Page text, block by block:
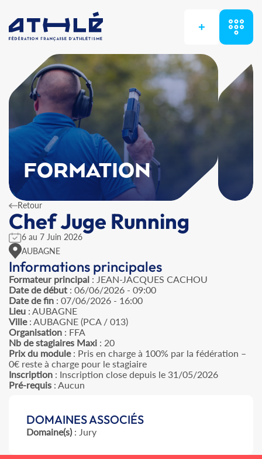
+
FORMATION
Retour
Chef Juge Running
6 au 7 Juin 2026
AUBAGNE
Informations principales
Formateur principal : JEAN-JACQUES CACHOU
Date de début : 06/06/2026 - 09:00
Date de fin : 07/06/2026 - 16:00
Lieu : AUBAGNE
Ville: AUBAGNE (PCA / 013)
Organisation : FFA
Nb de stagiaires Maxi : 20
Prix du module: Pris en charge à 100% par la fédération –
0€ reste à charge pour le stagiaire
Inscription : Inscription close depuis le 31/05/2026
Pré-requis : Aucun
DOMAINES ASSOCIÉS
Domaine(s): Jury